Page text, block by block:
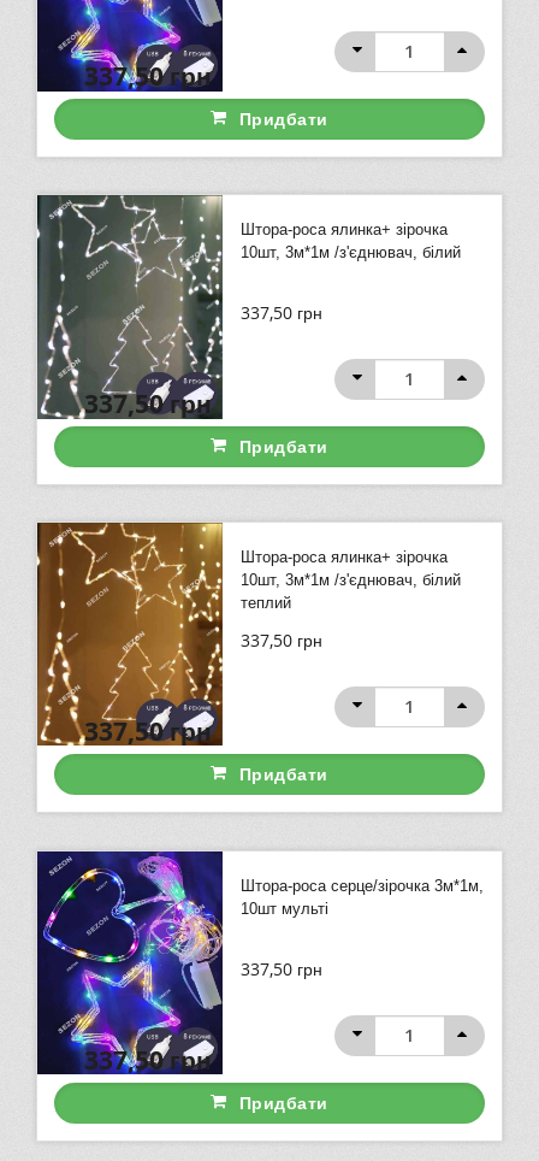
337,50грн
Придбати
Штора-роса ялинка+ зірочка
10шт, 3м*1м /з'єднювач, білий
337,50 грн
337,50грн
Придбати
Штора-роса ялинка+ зірочка
10шт, 3м*1м /з'єднювач, білий
теплий
337,50 грн
337,50грн
Придбати
Штора-роса серце/зірочка 3м*1м,
10шт мульті
337,50 грн
337,50грн
Придбати